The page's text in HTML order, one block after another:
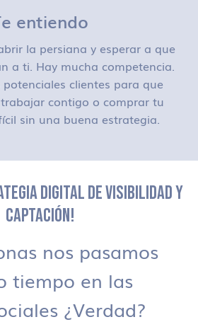
entiendo
la persiana y esperar a que
a ti. Hay mucha competencia.
clientes para que
contigo o comprar tu
sin una buena estrategia.
DIGITAL DE VISIBILIDAD Y
CAPTACIÓN!
nos pasamos
tiempo en las
¿Verdad?